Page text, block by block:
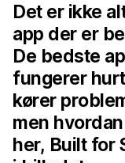
Det er ikke
app der er
De bedste
fungerer
kører
men
her, Built for